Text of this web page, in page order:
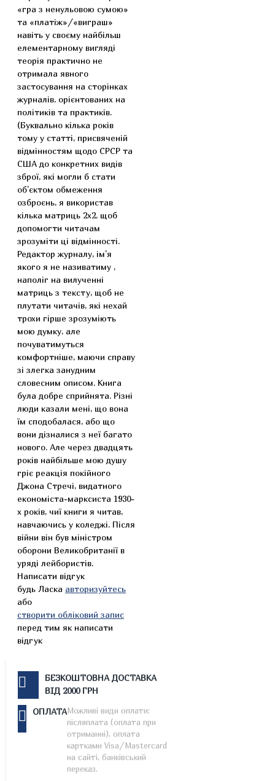
«гра з ненульовою сумою»
та «платіж»/«виграш»
навіть у своєму найбільш
елементарному вигляді
теорія практично не
отримала явного
застосування на сторінках
журналів, орієнтованих на
політиків та практиків.
(Буквально кілька років
тому у статті, присвяченій
відмінностям щодо СРСР та
США до конкретних видів
зброї, які могли б стати
об'єктом обмеження
озброєнь, я використав
кілька матриць 2x2, щоб
допомогти читачам
зрозуміти ці відмінності.
Редактор журналу, ім'я
якого я не називатиму ,
наполіг на вилученні
матриць з тексту, щоб не
плутати читачів, які нехай
трохи гірше зрозуміють
мою думку, але
почуватимуться
комфортніше, маючи справу
зі злегка занудним
словесним описом. Книга
була добре сприйнята. Різні
люди казали мені, що вона
їм сподобалася, або що
вони дізналися з неї багато
нового. Але через двадцять
років найбільше мою душу
гріє реакція покійного
Джона Стречі, видатного
економіста-марксиста 1930-
х років, чиї книги я читав,
навчаючись у коледжі. Після
війни він був міністром
оборони Великобританії в
уряді лейбористів.
Написати відгук
будь Ласка авторизуйтесь
або
створити обліковий запис
перед тим як написати
відгук
БЕЗКОШТОВНА ДОСТАВКА
ВІД 2000 ГРН
ОПЛАТАМожливі види оплати:
післяплата (оплата при
отриманні), оплата
картками Visa/Mastercard
на сайті, банківський
переказ.